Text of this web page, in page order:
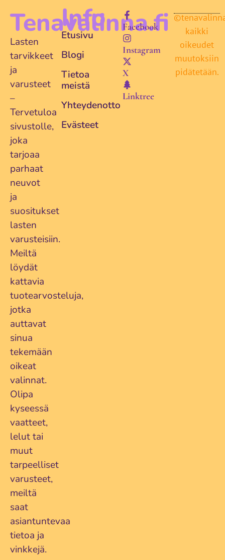
bbhugme Raskaus- ja Imetystyyny
Lue lisää...
Tenavalinna.fi
Lasten
tarvikkeet
ja
varusteet
–
Tervetuloa
sivustolle,
joka
tarjoaa
parhaat
neuvot
ja
suositukset
lasten
varusteisiin.
Meiltä
löydät
kattavia
tuotearvosteluja,
jotka
auttavat
sinua
tekemään
oikeat
valinnat.
Olipa
kyseessä
vaatteet,
lelut tai
muut
tarpeelliset
varusteet,
meiltä
saat
asiantuntevaa
tietoa ja
vinkkejä.
Info
Etusivu
Blogi
Tietoa
meistä
Yhteydenotto
Evästeet
Facebook
Instagram
X
Linktree
kaikki
oikeudet
muutoksiin
pidätetään.